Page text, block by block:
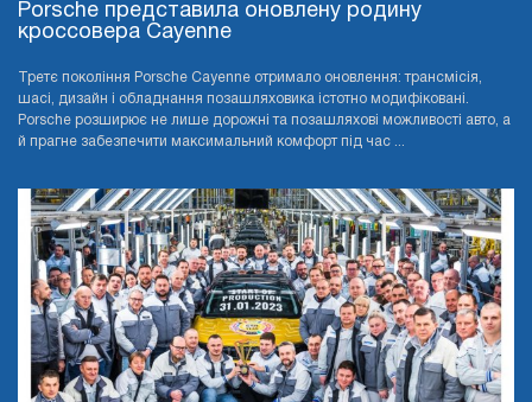
Porsche представила оновлену родину
кроссовера Cayenne
Третє покоління Porsche Cayenne отримало оновлення: трансмісія,
шасі, дизайн і обладнання позашляховика істотно модифіковані.
Porsche розширює не лише дорожні та позашляхові можливості авто, а
й прагне забезпечити максимальний комфорт під час ...